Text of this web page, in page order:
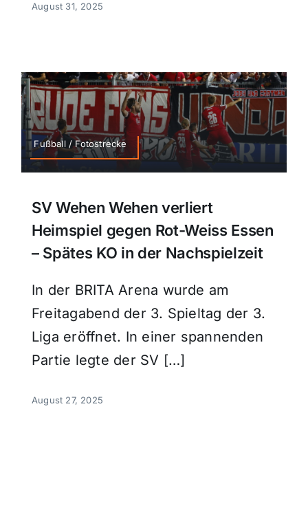
August 31, 2025
Fußball / Fotostrecke
SV Wehen Wehen verliert
Heimspiel gegen Rot-Weiss Essen
– Spätes KO in der Nachspielzeit
In der BRITA Arena wurde am
Freitagabend der 3. Spieltag der 3.
Liga eröffnet. In einer spannenden
Partie legte der SV […]
August 27, 2025